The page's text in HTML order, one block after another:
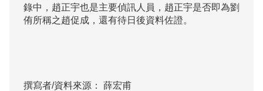
錄中，趙正宇也是主要偵訊人員，趙正宇是否即為劉
侑所稱之趙促成，還有待日後資料佐證。
撰寫者/資料來源： 薛宏甫